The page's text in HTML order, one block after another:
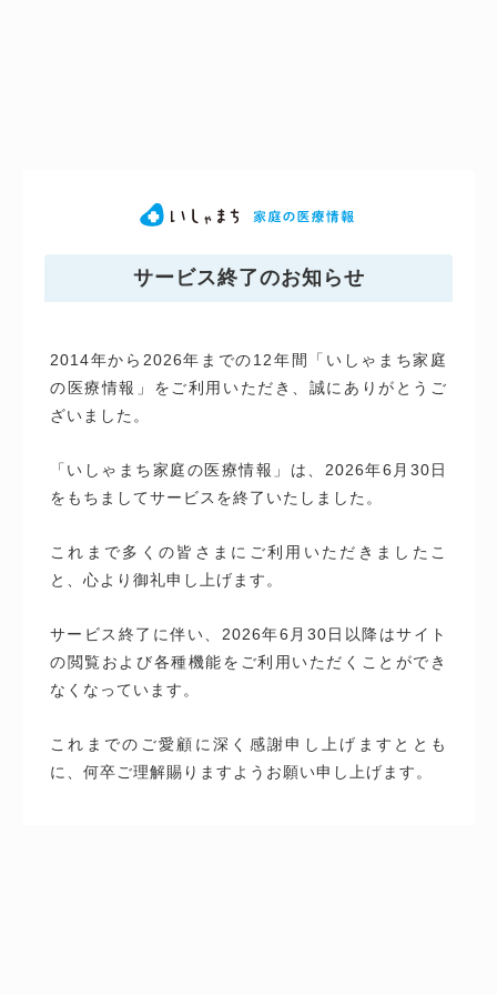
サービス終了のお知らせ
2014年から2026年までの12年間「いしゃまち家庭
の医療情報」をご利用いただき、誠にありがとうご
ざいました。
「いしゃまち家庭の医療情報」は、2026年6月30日
をもちましてサービスを終了いたしました。
これまで多くの皆さまにご利用いただきましたこ
と、心より御礼申し上げます。
サービス終了に伴い、2026年6月30日以降はサイト
の閲覧および各種機能をご利用いただくことができ
なくなっています。
これまでのご愛顧に深く感謝申し上げますととも
に、何卒ご理解賜りますようお願い申し上げます。